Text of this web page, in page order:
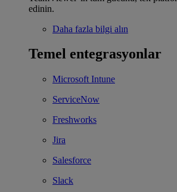
edinin.
Daha fazla bilgi alın
Temel entegrasyonlar
Microsoft Intune
ServiceNow
Freshworks
Jira
Salesforce
Slack